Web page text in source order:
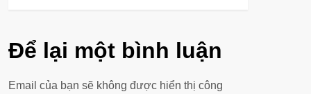
u
h
Để lại một bình luận
Email của bạn sẽ không được hiển thị công